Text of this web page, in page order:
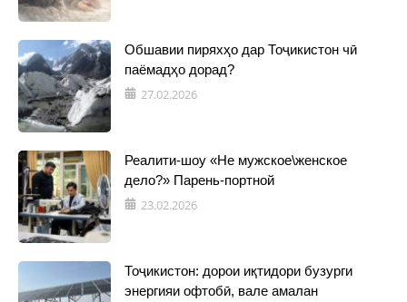
Обшавии пиряхҳо дар Тоҷикистон чӣ
паёмадҳо дорад?
27.02.2026
Реалити-шоу «Не мужское\женское
дело?» Парень-портной
23.02.2026
Тоҷикистон: дорои иқтидори бузурги
энергияи офтобӣ, вале амалан